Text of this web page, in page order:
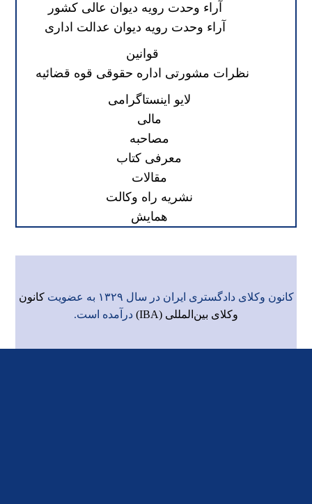
آراء وحدت رویه دیوان عالی کشور
آراء وحدت رویه دیوان عدالت اداری
قوانین
نظرات مشورتی اداره حقوقی قوه قضائیه
لایو اینستاگرامی
مالی
مصاحبه
معرفی کتاب
مقالات
نشریه راه وکالت
همایش
کانون وکلای دادگستری ایران در سال ۱۳۲۹ به عضویت
کانون
وکلای بین‌المللی (IBA)
درآمده است.